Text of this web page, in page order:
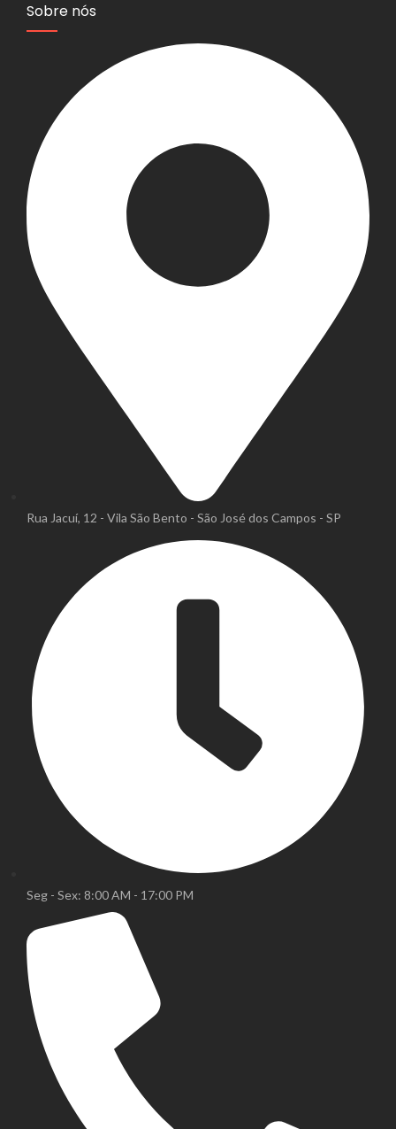
Sobre nós
Rua Jacuí, 12 - Vila São Bento - São José dos Campos - SP
Seg - Sex: 8:00 AM - 17:00 PM